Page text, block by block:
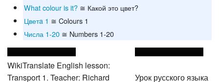
What colour is it? ≅ Какой это цвет?
Цветa 1 ≅ Colours 1
Числа 1-20 ≅ Numbers 1-20
WikiTranslate English lesson:
Transport 1. Teacher: Richard
Урок русского языка